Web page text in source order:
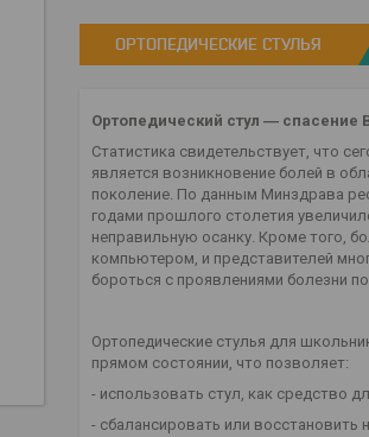
ОРТОПЕДИЧЕСКИЕ СТУЛЬЯ
Ортопедический стул ― спасение
Статистика свидетельствует, что
является возникновение болей в
поколение. По данным Минздрава
годами прошлого столетия
неправильную осанку. Кроме того,
компьютером, и представителей
бороться с проявлениями болезни
Ортопедические стулья для
прямом состоянии, что позволяет:
- использовать стул, как средство
- сбалансировать или восстановить